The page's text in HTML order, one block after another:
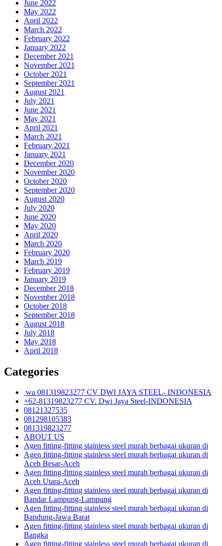
June 2022
May 2022
April 2022
March 2022
February 2022
January 2022
December 2021
November 2021
October 2021
September 2021
August 2021
July 2021
June 2021
May 2021
April 2021
March 2021
February 2021
January 2021
December 2020
November 2020
October 2020
September 2020
August 2020
July 2020
June 2020
May 2020
April 2020
March 2020
February 2020
March 2019
February 2019
January 2019
December 2018
November 2018
October 2018
September 2018
August 2018
July 2018
May 2018
April 2018
Categories
wa 081319823277 CV DWI JAYA STEEL- INDONESIA
+62-81319823277 CV. Dwi Jaya Steel-INDONESIA
08121327535
081298105383
081319823277
ABOUT US
Agen fitting-fitting stainless steel murah berbagai ukuran di
Agen fitting-fitting stainless steel murah berbagai ukuran di
Aceh Besar-Aceh
Agen fitting-fitting stainless steel murah berbagai ukuran di
Aceh Utara-Aceh
Agen fitting-fitting stainless steel murah berbagai ukuran di
Bandar Lampung-Lampung
Agen fitting-fitting stainless steel murah berbagai ukuran di
Bandung-Jawa Barat
Agen fitting-fitting stainless steel murah berbagai ukuran di
Bangka
Agen fitting-fitting stainless steel murah berbagai ukuran di